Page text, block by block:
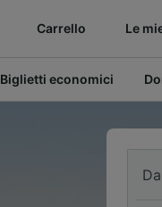
Carrello Le
Biglietti economici
Da